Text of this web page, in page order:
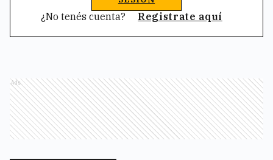
¿No tenés cuenta? Registrate aquí
Ads